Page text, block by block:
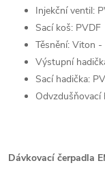
Injekční ventil:
Sací koš: PVDF
Těsnění: Viton -
Výstupní
Sací hadička:
Odvzdušňovací
Dávkovací čerpadla